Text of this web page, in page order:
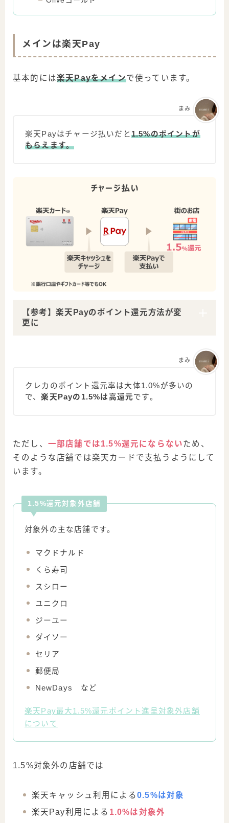
メインは楽天Pay
基本的には楽天Payをメインで使っています。
楽天Payはチャージ払いだと1.5%のポイントが
もらえます。
まみ
【参考】楽天Payのポイント還元方法が変
更に
クレカのポイント還元率は大体1.0%が多いの
で、楽天Payの1.5%は高還元です。
まみ
ただし、 一部店舗では1.5%還元にならないため、
そのような店舗では楽天カードで支払うようにして
います。
1.5%還元対象外店舗
対象外の主な店舗です。
マクドナルド
くら寿司
スシロー
ユニクロ
ジーユー
ダイソー
セリア
郵便局
NewDays など
楽天Pay最大1.5%還元ポイント進呈対象外店舗
について
1.5%対象外の店舗では
楽天キャッシュ利用による0.5%は対象
楽天Pay利用による 1.0%は対象外